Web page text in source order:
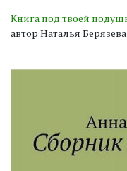
Книга под твоей
автор Наталья Берязева